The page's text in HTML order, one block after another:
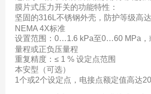
膜片式压力开关的功能特性：
坚固的316L不锈钢外壳，防护等级高
NEMA 4X标准
设置范围：0…1.6 kPa至0…60 MPa，
量程或正负压量程
重复精度：≤ 1 % 设定点范围
本安型（可选）
1个或2个设定点，电接点额定值高达